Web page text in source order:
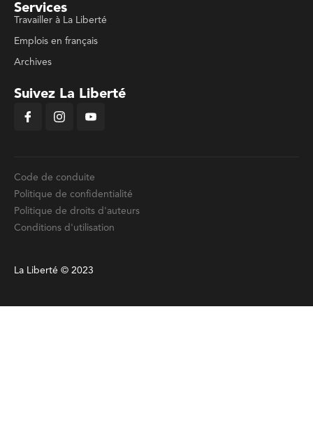
Services
Travailler à La Liberté
Emplois en français
Archives
Suivez La Liberté
Code de conduite
Politique de confidentialité
Politique de droits d'auteurs
Conditions d'utilisation
La Liberté © 2023